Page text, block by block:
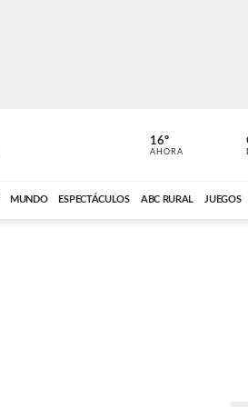
ABC CARDINAL
16º
AHORA
MUNDO ESPECTÁCULOS ABC RURAL JUEGOS